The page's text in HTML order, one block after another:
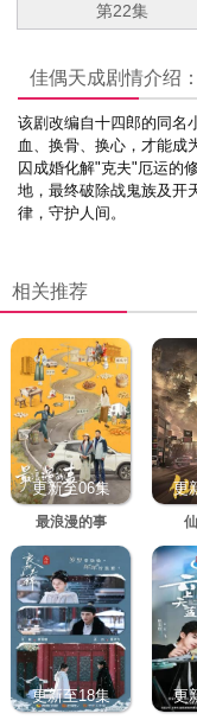
第22集
佳偶天成剧情介绍：
该剧改编自十四郎的同名
血、换骨、换心，才能成
囚成婚化解"克夫"厄运的
地，最终破除战鬼族及开
律，守护人间。
相关推荐
更新至06集
最浪漫的事
更
更新至18集 更